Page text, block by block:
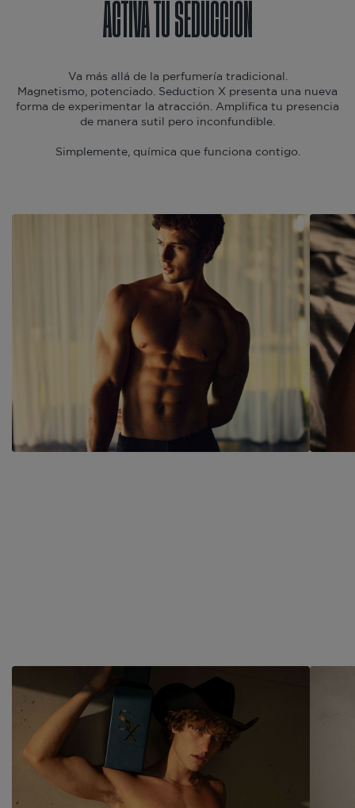
ACTIVA TU SEDUCCIÓN
Va más allá de la perfumería tradicional.
Magnetismo, potenciado. Seduction X presenta una nueva
forma de experimentar la atracción. Amplifica tu presencia
de manera sutil pero inconfundible.
Simplemente, química que funciona contigo.